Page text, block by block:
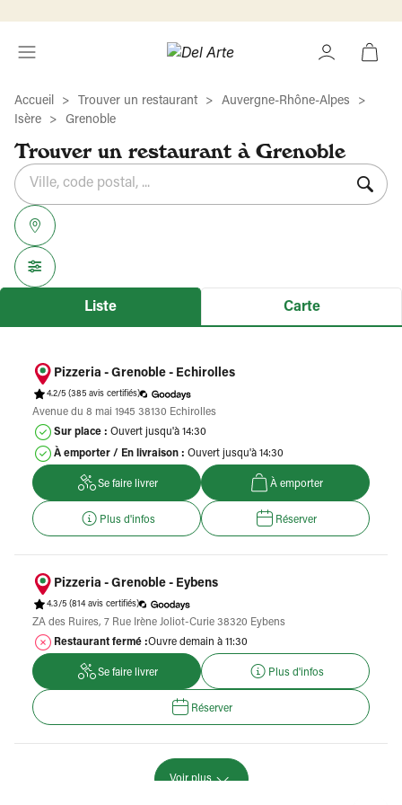
Accueil Trouver un restaurant
Auvergne-Rhône-Alpes
Isère
Grenoble
Trouver un restaurant à Grenoble
Rechercher
établissement
Veuillez
renseigner
une
adresse
{{count}}
résultat(s)
trouvé(s)
Liste Carte
Pizzeria - Grenoble - Echirolles
4.2/5 (385 avis certifiés)
Avenue du 8 mai 1945 38130 Echirolles
Sur place : Ouvert jusqu'à 14:30
À emporter / En livraison : Ouvert jusqu'à 14:30
Se faire livrer À emporter
Plus d'infos Réserver
Pizzeria - Grenoble - Eybens
4.3/5 (814 avis certifiés)
ZA des Ruires, 7 Rue Irène Joliot-Curie 38320 Eybens
Restaurant fermé :Ouvre demain à 11:30
Se faire livrer Plus d'infos
Réserver
Voir plus